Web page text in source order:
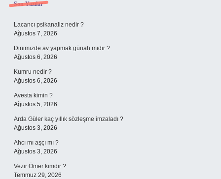
Sidebar
Son Yazılar
Lacancı psikanaliz nedir ?
Ağustos 7, 2026
Dinimizde av yapmak günah mıdır ?
Ağustos 6, 2026
Kumru nedir ?
Ağustos 6, 2026
Avesta kimin ?
Ağustos 5, 2026
Arda Güler kaç yıllık sözleşme imzaladı ?
Ağustos 3, 2026
Ahcı mı aşçı mı ?
Ağustos 3, 2026
Vezir Ömer kimdir ?
Temmuz 29, 2026